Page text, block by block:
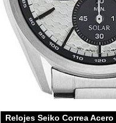
Relojes Seiko Correa Acero